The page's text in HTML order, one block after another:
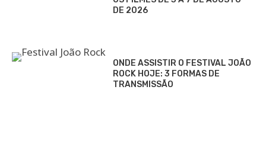
DE 2026
ONDE ASSISTIR O FESTIVAL JOÃO
ROCK HOJE: 3 FORMAS DE
TRANSMISSÃO